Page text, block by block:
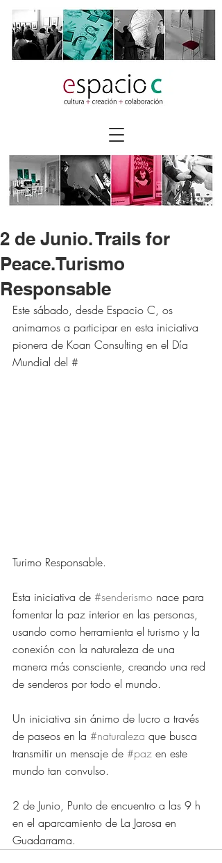
2 de Junio. Trails for
Peace.Turismo
Responsable
Este sábado, desde Espacio C, os
animamos a participar en esta iniciativa
pionera de Koan Consulting en el Día
Mundial del #
Turimo Responsable.
Esta iniciativa de #senderismo nace para
fomentar la paz interior en las personas,
usando como herramienta el turismo y la
conexión con la naturaleza de una
manera más consciente, creando una red
de senderos por todo el mundo.
Un iniciativa sin ánimo de lucro a través
de paseos en la #naturaleza que busca
transmitir un mensaje de #paz en este
mundo tan convulso.
2 de Junio, Punto de encuentro a las 9 h
en el aparcamiento de La Jarosa en
Guadarrama.